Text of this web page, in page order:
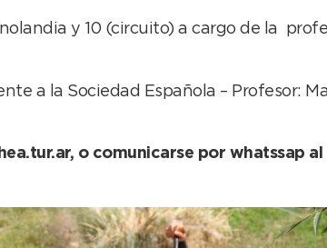
y 10 (circuito) a cargo de la
a la Sociedad Española – Profesor:
o comunicarse por whatssap al